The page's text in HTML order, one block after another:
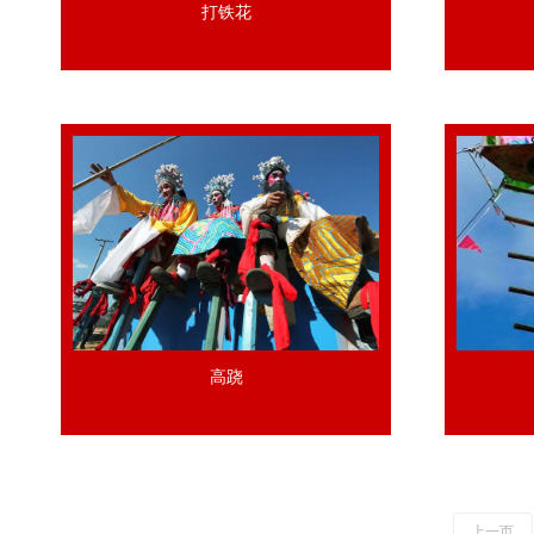
打铁花
高跷